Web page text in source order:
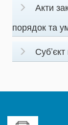
Акти
порядок та